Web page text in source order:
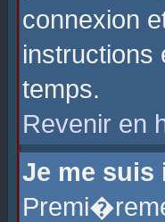
connexion
instructions
temps.
Revenir en
Je me suis